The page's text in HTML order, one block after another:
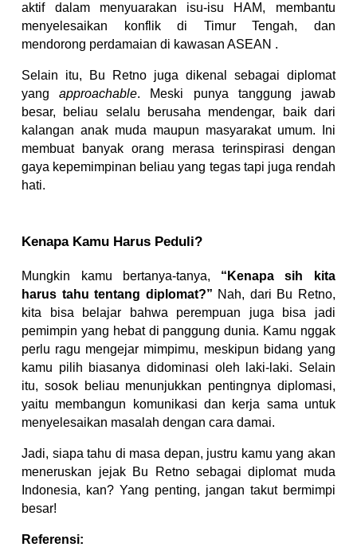
aktif dalam menyuarakan isu-isu HAM, membantu
menyelesaikan konflik di Timur Tengah, dan
mendorong perdamaian di kawasan ASEAN .
Selain itu, Bu Retno juga dikenal sebagai diplomat
yangapproachable. Meski punya tanggung jawab
besar, beliau selalu berusaha mendengar, baik dari
kalangan anak muda maupun masyarakat umum. Ini
membuat banyak orang merasa terinspirasi dengan
gaya kepemimpinan beliau yang tegas tapi juga rendah
hati.
Kenapa Kamu Harus Peduli?
Mungkin kamu bertanya-tanya, “Kenapa sih kita
harus tahu tentang diplomat?” Nah, dari Bu Retno,
kita bisa belajar bahwa perempuan juga bisa jadi
pemimpin yang hebat di panggung dunia. Kamu nggak
perlu ragu mengejar mimpimu, meskipun bidang yang
kamu pilih biasanya didominasi oleh laki-laki. Selain
itu, sosok beliau menunjukkan pentingnya diplomasi,
yaitu membangun komunikasi dan kerja sama untuk
menyelesaikan masalah dengan cara damai.
Jadi, siapa tahu di masa depan, justru kamu yang akan
meneruskan jejak Bu Retno sebagai diplomat muda
Indonesia, kan? Yang penting, jangan takut bermimpi
besar!
Referensi: